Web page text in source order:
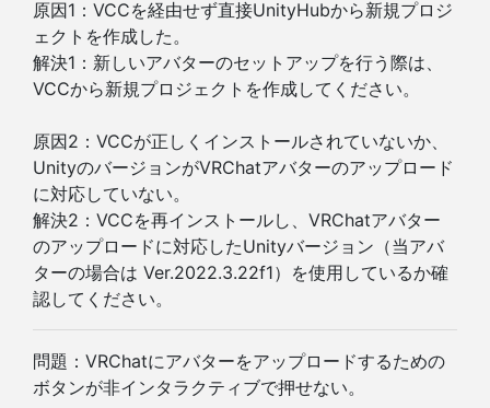
原因1：VCCを経由せず直接UnityHubから新規プロジ
ェクトを作成した。
解決1：新しいアバターのセットアップを行う際は、
VCCから新規プロジェクトを作成してください。
原因2：VCCが正しくインストールされていないか、
UnityのバージョンがVRChatアバターのアップロード
に対応していない。
解決2：VCCを再インストールし、VRChatアバター
のアップロードに対応したUnityバージョン（当アバ
ターの場合は Ver.2022.3.22f1）を使用しているか確
認してください。
問題：VRChatにアバターをアップロードするための
ボタンが非インタラクティブで押せない。